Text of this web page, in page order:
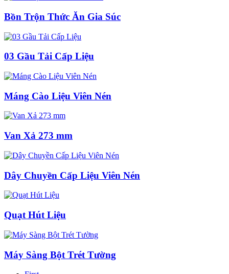
Bồn Trộn Thức Ăn Gia Súc
03 Gầu Tải Cấp Liệu
Máng Cào Liệu Viên Nén
Van Xả 273 mm
Dây Chuyền Cấp Liệu Viên Nén
Quạt Hút Liệu
Máy Sàng Bột Trét Tường